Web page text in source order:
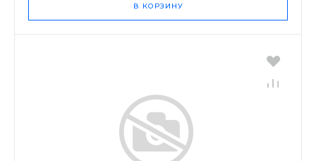
В КОРЗИНУ